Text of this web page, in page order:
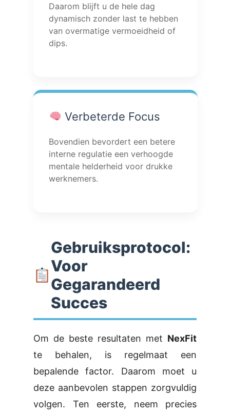
Daarom blijft u de hele dag
dynamisch zonder last te hebben
van overmatige vermoeidheid of
dips.
Verbeterde Focus
Bovendien bevordert een betere
interne regulatie een verhoogde
mentale helderheid voor drukke
werknemers.
Gebruiksprotocol:
Voor
Gegarandeerd
Succes
Om de beste resultaten met NexFit
te behalen, is regelmaat een
bepalende factor. Daarom moet u
deze aanbevolen stappen zorgvuldig
volgen. Ten eerste, neem precies